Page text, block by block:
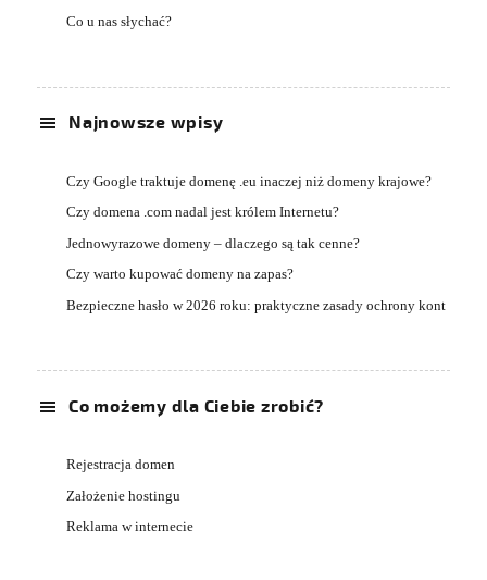
Co u nas słychać?
Najnowsze wpisy
Czy Google traktuje domenę .eu inaczej niż domeny krajowe?
Czy domena .com nadal jest królem Internetu?
Jednowyrazowe domeny – dlaczego są tak cenne?
Czy warto kupować domeny na zapas?
Bezpieczne hasło w 2026 roku: praktyczne zasady ochrony kont
Co możemy dla Ciebie zrobić?
Rejestracja domen
Założenie hostingu
Reklama w internecie